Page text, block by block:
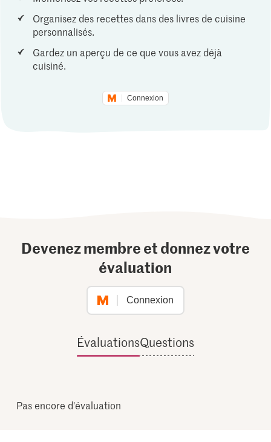
Organisez des recettes dans des livres de cuisine
personnalisés.
Gardez un aperçu de ce que vous avez déjà
cuisiné.
Connexion
Devenez membre et donnez votre
évaluation
Connexion
ÉvaluationsQuestions
Pas encore d'évaluation